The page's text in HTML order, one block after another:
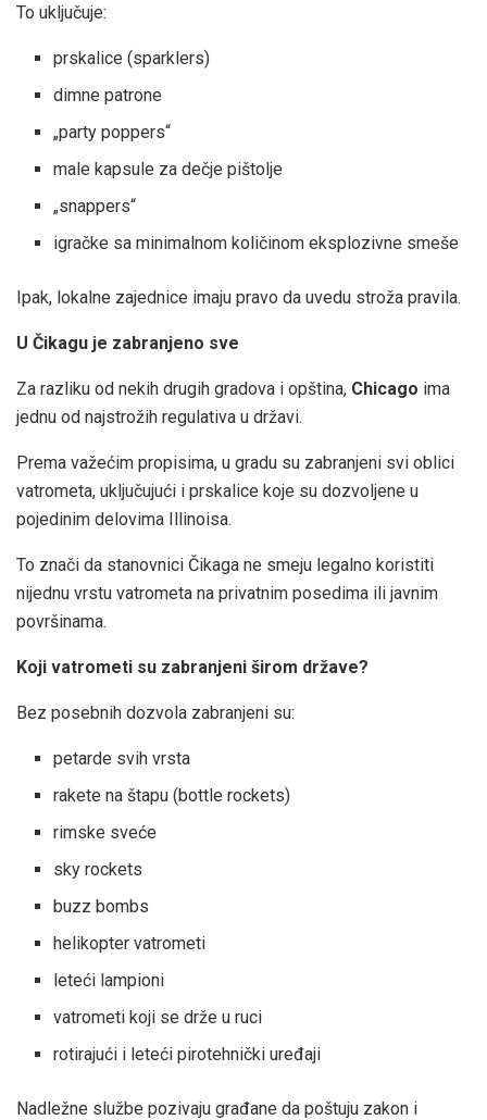
To uključuje:
prskalice (sparklers)
dimne patrone
„party poppers“
male kapsule za dečje pištolje
„snappers“
igračke sa minimalnom količinom eksplozivne smeše
Ipak, lokalne zajednice imaju pravo da uvedu stroža pravila.
U Čikagu je zabranjeno sve
Za razliku od nekih drugih gradova i opština, Chicago ima
jednu od najstrožih regulativa u državi.
Prema važećim propisima, u gradu su zabranjeni svi oblici
vatrometa, uključujući i prskalice koje su dozvoljene u
pojedinim delovima Illinoisa.
To znači da stanovnici Čikaga ne smeju legalno koristiti
nijednu vrstu vatrometa na privatnim posedima ili javnim
površinama.
Koji vatrometi su zabranjeni širom države?
Bez posebnih dozvola zabranjeni su:
petarde svih vrsta
rakete na štapu (bottle rockets)
rimske sveće
sky rockets
buzz bombs
helikopter vatrometi
leteći lampioni
vatrometi koji se drže u ruci
rotirajući i leteći pirotehnički uređaji
Nadležne službe pozivaju građane da poštuju zakon i